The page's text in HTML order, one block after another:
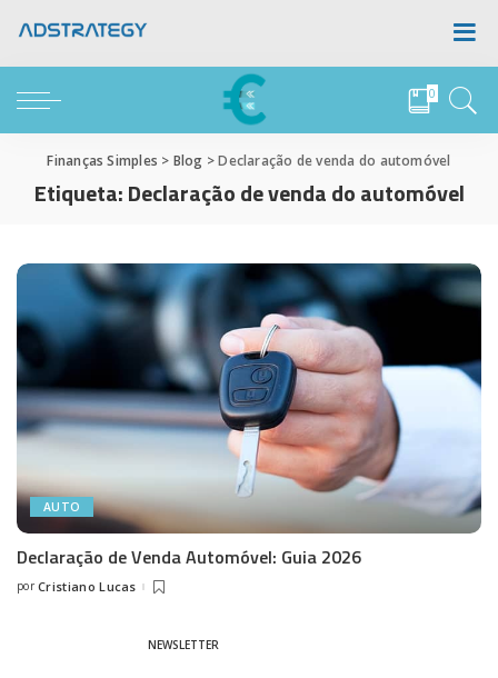
0
Finanças Simples > Blog >Declaração de venda do automóvel
Etiqueta:Declaração de venda do automóvel
AUTO
Declaração de Venda Automóvel: Guia 2026
Posted
por Cristiano Lucas
NEWSLETTER